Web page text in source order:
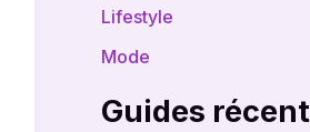
Lifestyle
Mode
Guides